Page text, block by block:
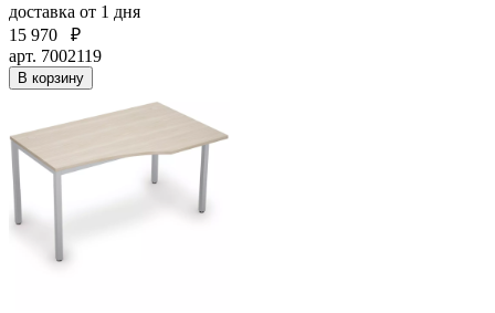
доставка от 1 дня
15 970
₽
арт. 7002119
В корзину